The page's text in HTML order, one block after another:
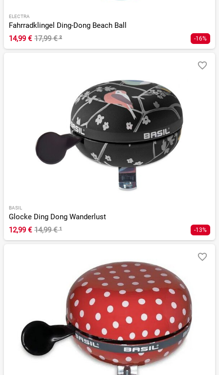
ELECTRA
Fahrradklingel Ding-Dong Beach Ball
14,99 € 17,99 €² -16%
BASIL
Glocke Ding Dong Wanderlust
12,99 € 14,99 €¹ -13%